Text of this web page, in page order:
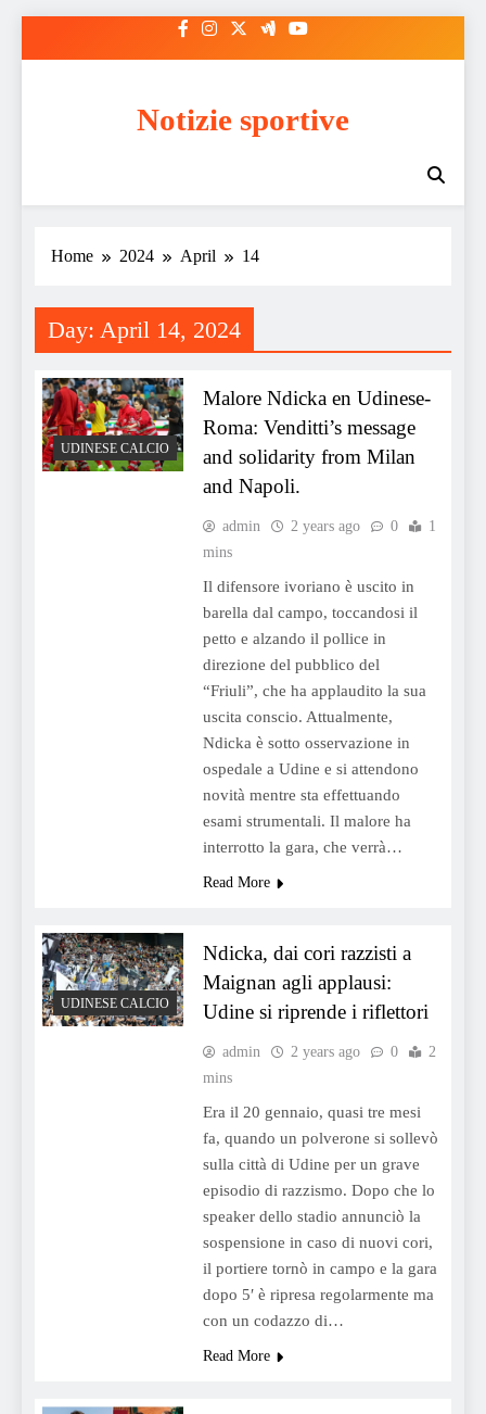
Notizie sportive
Home 2024 April 14
Day: April 14, 2024
UDINESE CALCIO
Malore Ndicka en Udinese-
Roma: Venditti’s message
and solidarity from Milan
and Napoli.
admin 2 years ago 0
1
mins
Il difensore ivoriano è uscito in
barella dal campo, toccandosi il
petto e alzando il pollice in
direzione del pubblico del
“Friuli”, che ha applaudito la sua
uscita conscio. Attualmente,
Ndicka è sotto osservazione in
ospedale a Udine e si attendono
novità mentre sta effettuando
esami strumentali. Il malore ha
interrotto la gara, che verrà…
Read More
UDINESE CALCIO
Ndicka, dai cori razzisti a
Maignan agli applausi:
Udine si riprende i riflettori
admin 2 years ago 0
2
mins
Era il 20 gennaio, quasi tre mesi
fa, quando un polverone si sollevò
sulla città di Udine per un grave
episodio di razzismo. Dopo che lo
speaker dello stadio annunciò la
sospensione in caso di nuovi cori,
il portiere tornò in campo e la gara
dopo 5′ è ripresa regolarmente ma
con un codazzo di…
Read More